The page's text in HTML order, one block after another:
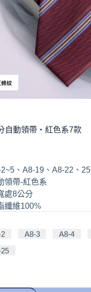
自動領帶・紅色系7款
、A8-19、A8-22、25
領帶-紅色系
處8公分
纖維100%
A8-3 A8-4